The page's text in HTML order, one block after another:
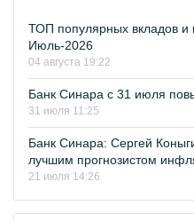
ТОП популярных вкладов и
Июль-2026
04 августа 19:22
Банк Синара с 31 июля
31 июля 11:25
Банк Синара: Сергей
лучшим прогнозистом
21 июля 14:26